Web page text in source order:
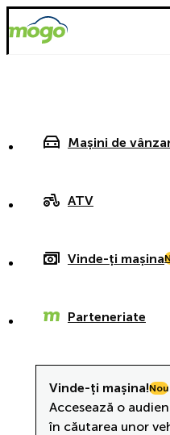
Mașini de
ATV
Vinde-ți mașina
Parteneriate
Vinde-ți mașina!Nou
Accesează o
în căutarea unor